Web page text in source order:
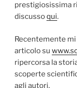
prestigiosissima
discussoqui.
Recentemente
articolo su
ripercorsa la
scoperte
agli autori.